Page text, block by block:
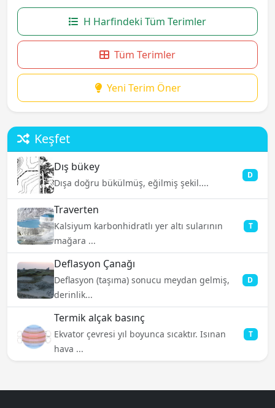
H Harfindeki Tüm Terimler
Tüm Terimler
Yeni Terim Öner
Keşfet
Dış bükey
Dışa doğru bükülmüş, eğilmiş şekil....
D
Traverten
Kalsiyum karbonhidratlı yer altı sularının
mağara ...
T
Deflasyon Çanağı
Deflasyon (taşıma) sonucu meydan gelmiş,
derinlik...
D
Termik alçak basınç
Ekvator çevresi yıl boyunca sıcaktır. Isınan
hava ...
T